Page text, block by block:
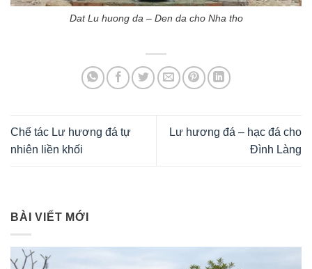
Dat Lu huong da – Den da cho Nha tho
Chế tác Lư hương đá tự
nhiên liền khối
Lư hương đá – hạc đá cho
Đình Làng
BÀI VIẾT MỚI